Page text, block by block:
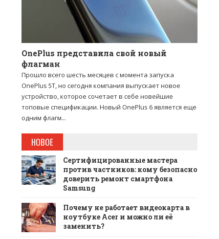
OnePlus представила свой новый
флагман
Прошло всего шесть месяцев с момента запуска
OnePlus 5T, но сегодня компания выпускает новое
устройство, которое сочетает в себе новейшие
топовые спецификации. Новый OnePlus 6 является еще
одним флагм...
НОВОЕ
Сертифицированные мастера
против частников: кому безопасно
доверить ремонт смартфона
Samsung
Почему не работает видеокарта в
ноутбуке Acer и можно ли её
заменить?